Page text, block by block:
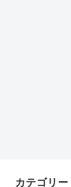
カテゴリー